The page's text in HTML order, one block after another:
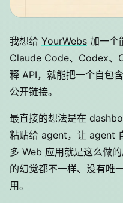
我想给 YourWebs 加一个
Claude Code、Codex、
释 API，就能把一个自包
公开链接。
最直接的想法是在
粘贴给 agent，让 agent
多 Web 应用就是这么做
的幻觉都不一样、没有唯
用。